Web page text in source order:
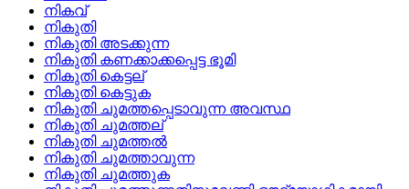
നികവ്
നികുതി
നികുതി അടക്കുന്ന
നികുതി കണക്കാക്കപ്പെട്ട ഭൂമി
നികുതി കെട്ടല്
നികുതി കെട്ടുക
നികുതി ചുമത്തപ്പെടാവുന്ന അവസ്ഥ
നികുതി ചുമത്തല്
നികുതി ചുമത്തല്‍
നികുതി ചുമത്താവുന്ന
നികുതി ചുമത്തുക